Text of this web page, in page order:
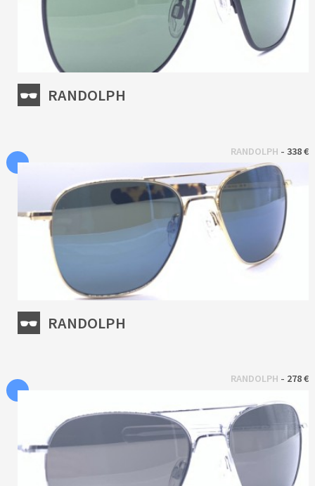
RANDOLPH
RANDOLPH - 338 €
RANDOLPH
RANDOLPH - 278 €